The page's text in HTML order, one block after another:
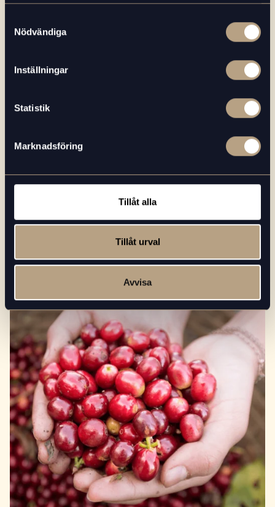
Nödvändiga
Inställningar
Statistik
Marknadsföring
Tillåt alla
Tillåt urval
Avvisa
Därför bör du inte förvara kaffebönor i
Läs mer